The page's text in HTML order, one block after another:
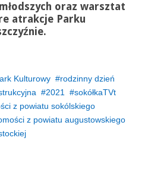
oraz warsztat
atrakcje Parku
.
Kulturowy
rodzinny dzień
2021
sokółkaTVt
z powiatu sokólskiego
z powiatu augustowskiego